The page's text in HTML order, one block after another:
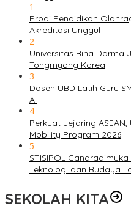
1
Prodi Pendidikan
Akreditasi Unggul
2
Universitas Bina Darma
Tongmyong Korea
3
Dosen UBD Latih Guru
AI
4
Perkuat Jejaring
Mobility Program 2026
5
STISIPOL
Teknologi dan Budaya
SEKOLAH KITA